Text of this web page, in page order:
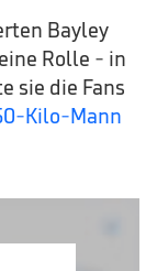
Bayley
Rolle - in
sie die Fans
Kilo-Mann